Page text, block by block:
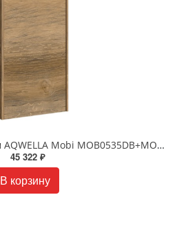
Пенал подвесной 36,5 см AQWELLA Mobi MOB0535DB+MOB0735DB Дуб балтийский
45 322 ₽
В корзину